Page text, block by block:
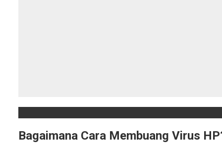
Bagaimana Cara Membuang Virus